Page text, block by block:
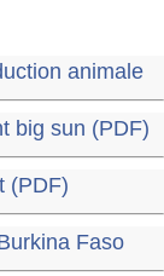
animale
big sun (PDF)
(PDF)
Faso